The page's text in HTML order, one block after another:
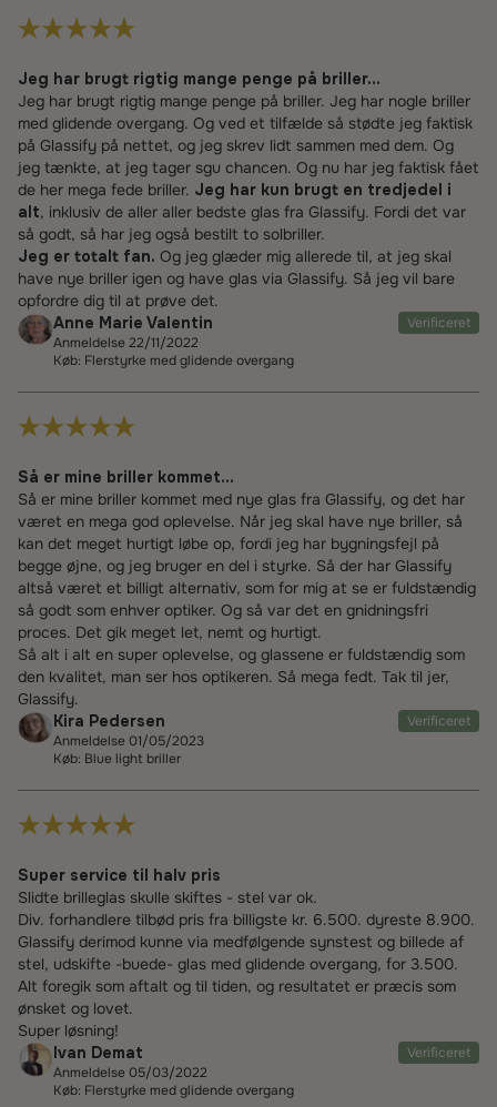
Jeg har brugt rigtig mange penge på briller...
Jeg har brugt rigtig mange penge på briller. Jeg har nogle briller
med glidende overgang. Og ved et tilfælde så stødte jeg faktisk
på Glassify på nettet, og jeg skrev lidt sammen med dem. Og
jeg tænkte, at jeg tager sgu chancen. Og nu har jeg faktisk fået
de her mega fede briller. Jeg har kun brugt en tredjedel i
alt, inklusiv de aller aller bedste glas fra Glassify. Fordi det var
så godt, så har jeg også bestilt to solbriller.
Jeg er totalt fan. Og jeg glæder mig allerede til, at jeg skal
have nye briller igen og have glas via Glassify. Så jeg vil bare
opfordre dig til at prøve det.
Anne Marie Valentin
Verificeret
Anmeldelse 22/11/2022
Køb: Flerstyrke med glidende overgang
Så er mine briller kommet...
Så er mine briller kommet med nye glas fra Glassify, og det har
været en mega god oplevelse. Når jeg skal have nye briller, så
kan det meget hurtigt løbe op, fordi jeg har bygningsfejl på
begge øjne, og jeg bruger en del i styrke. Så der har Glassify
altså været et billigt alternativ, som for mig at se er fuldstændig
så godt som enhver optiker. Og så var det en gnidningsfri
proces. Det gik meget let, nemt og hurtigt.
Så alt i alt en super oplevelse, og glassene er fuldstændig som
den kvalitet, man ser hos optikeren. Så mega fedt. Tak til jer,
Glassify.
Kira Pedersen
Verificeret
Anmeldelse 01/05/2023
Køb: Blue light briller
Super service til halv pris
Slidte brilleglas skulle skiftes - stel var ok.
Div. forhandlere tilbød pris fra billigste kr. 6.500. dyreste 8.900.
Glassify derimod kunne via medfølgende synstest og billede af
stel, udskifte -buede- glas med glidende overgang, for 3.500.
Alt foregik som aftalt og til tiden, og resultatet er præcis som
ønsket og lovet.
Super løsning!
Ivan Demat
Verificeret
Anmeldelse 05/03/2022
Køb: Flerstyrke med glidende overgang